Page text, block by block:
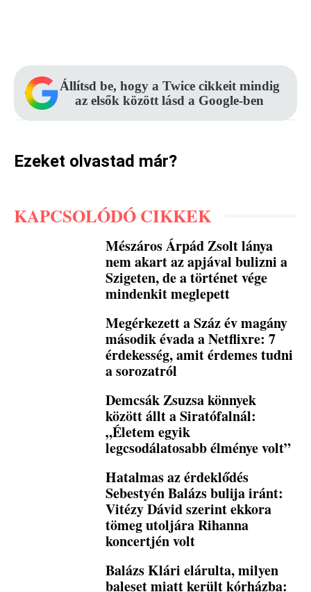
Állítsd be, hogy a Twice cikkeit mindig
az elsők között lásd a Google-ben
Ezeket olvastad már?
KAPCSOLÓDÓ CIKKEK
Mészáros Árpád Zsolt lánya
nem akart az apjával bulizni a
Szigeten, de a történet vége
mindenkit meglepett
Megérkezett a Száz év magány
második évada a Netflixre: 7
érdekesség, amit érdemes tudni
a sorozatról
Demcsák Zsuzsa könnyek
között állt a Siratófalnál:
„Életem egyik
legcsodálatosabb élménye volt”
Hatalmas az érdeklődés
Sebestyén Balázs bulija iránt:
Vitézy Dávid szerint ekkora
tömeg utoljára Rihanna
koncertjén volt
Balázs Klári elárulta, milyen
baleset miatt került kórházba: